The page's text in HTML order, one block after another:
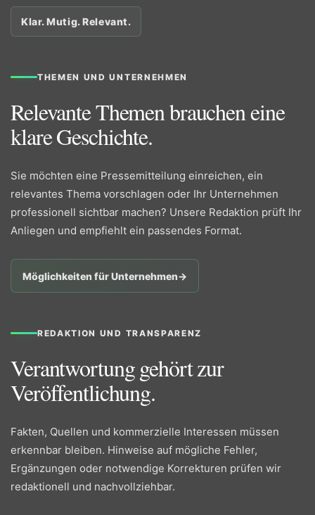
Klar. Mutig. Relevant.
THEMEN UND UNTERNEHMEN
Relevante Themen brauchen eine
klare Geschichte.
Sie möchten eine Pressemitteilung einreichen, ein
relevantes Thema vorschlagen oder Ihr Unternehmen
professionell sichtbar machen? Unsere Redaktion prüft Ihr
Anliegen und empfiehlt ein passendes Format.
Möglichkeiten für Unternehmen→
REDAKTION UND TRANSPARENZ
Verantwortung gehört zur
Veröffentlichung.
Fakten, Quellen und kommerzielle Interessen müssen
erkennbar bleiben. Hinweise auf mögliche Fehler,
Ergänzungen oder notwendige Korrekturen prüfen wir
redaktionell und nachvollziehbar.